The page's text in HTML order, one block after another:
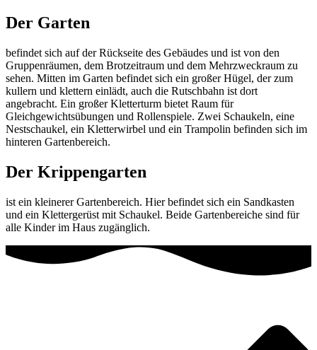
Der Garten
befindet sich auf der Rückseite des Gebäudes und ist von den
Gruppenräumen, dem Brotzeitraum und dem Mehrzweckraum zu
sehen. Mitten im Garten befindet sich ein großer Hügel, der zum
kullern und klettern einlädt, auch die Rutschbahn ist dort
angebracht. Ein großer Kletterturm bietet Raum für
Gleichgewichtsübungen und Rollenspiele. Zwei Schaukeln, eine
Nestschaukel, ein Kletterwirbel und ein Trampolin befinden sich im
hinteren Gartenbereich.
Der Krippengarten
ist ein kleinerer Gartenbereich. Hier befindet sich ein Sandkasten
und ein Klettergerüst mit Schaukel. Beide Gartenbereiche sind für
alle Kinder im Haus zugänglich.